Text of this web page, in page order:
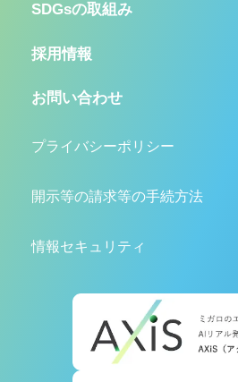
SDGsの取組み
採用情報
お問い合わせ
プライバシーポリシー
開示等の請求等の手続方法
情報セキュリティ